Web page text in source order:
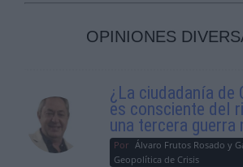
OPINIONES
¿La ciudadanía de
es consciente del
una tercera guerra
Por Álvaro Frutos Rosado y
Geopolítica de Crisis